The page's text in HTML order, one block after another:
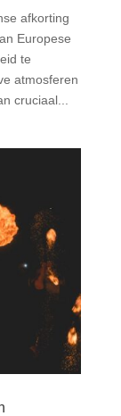
afkorting
Europese
te
atmosferen
cruciaal...